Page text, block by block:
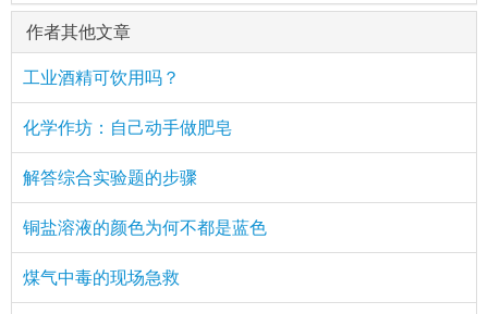
作者其他文章
工业酒精可饮用吗？
化学作坊：自己动手做肥皂
解答综合实验题的步骤
铜盐溶液的颜色为何不都是蓝色
煤气中毒的现场急救